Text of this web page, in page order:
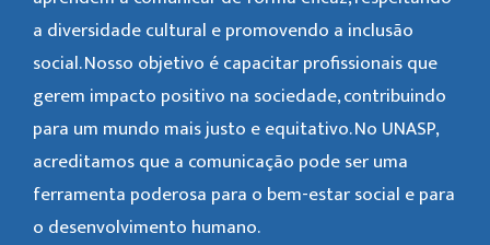
a diversidade cultural e promovendo a inclusão
social. Nosso objetivo é capacitar profissionais que
gerem impacto positivo na sociedade, contribuindo
para um mundo mais justo e equitativo. No UNASP,
acreditamos que a comunicação pode ser uma
ferramenta poderosa para o bem-estar social e para
o desenvolvimento humano.